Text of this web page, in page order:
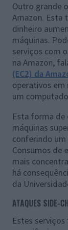
Outro grande
Amazon. Esta
dinheiro
máquinas.
serviços com
na Amazon,
(EC2) da
operativos em
um
Esta forma de
máquinas
conferindo
Consumos de
mais
há
da
ATAQUES SIDE-
Estes